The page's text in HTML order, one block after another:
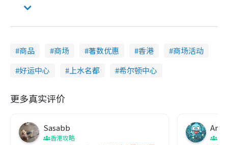
商品 商场 著数优惠 香港
商场活动
好运中心
上水名都 希尔顿中心
更多真实评价
Sasabb
香港攻略